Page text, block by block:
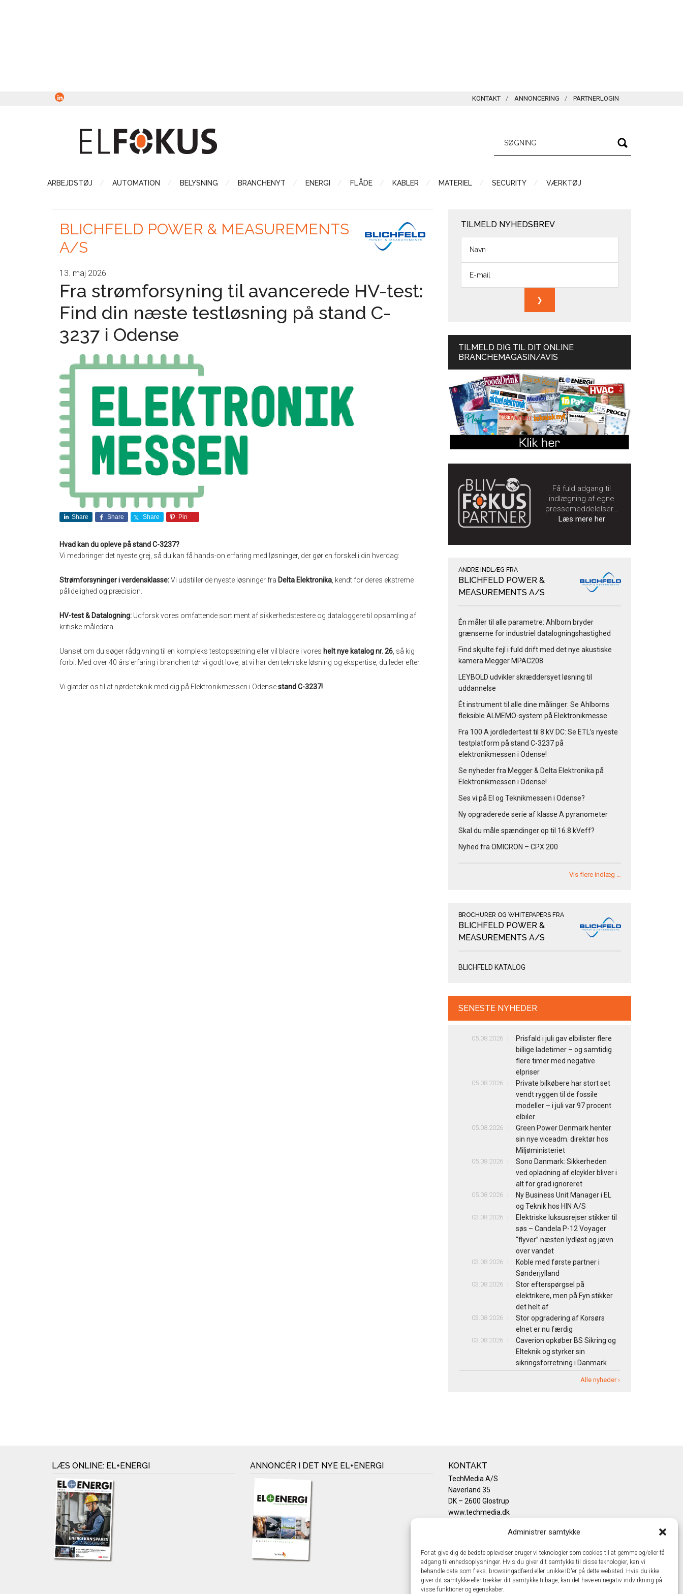
Administrer samtykke
For at give dig de bedste oplevelser bruger vi teknologier som cookies til at gemme og/eller få
adgang til enhedsoplysninger. Hvis du giver dit samtykke til disse teknologier, kan vi
behandle data som f.eks. browsingadfærd eller unikke ID'er på dette websted. Hvis du ikke
giver dit samtykke eller trækker dit samtykke tilbage, kan det have en negativ indvirkning på
visse funktioner og egenskaber.
KONTAKT ANNONCERING PARTNERLOGIN
ARBEJDSTØJ AUTOMATION BELYSNING BRANCHENYT ENERGI FLÅDE KABLER MATERIEL SECURITY VÆRKTØJ
BLICHFELD POWER & MEASUREMENTS
A/S
13. maj 2026
Fra strømforsyning til avancerede HV-test:
Find din næste testløsning på stand C-
3237 i Odense
Share Share Share Pin
Hvad kan du opleve på stand C-3237?
Vi medbringer det nyeste grej, så du kan få hands-on erfaring med løsninger, der gør en forskel i din hverdag:
Strømforsyninger i verdensklasse:Vi udstiller de nyeste løsninger fra Delta Elektronika , kendt for deres ekstreme
pålidelighed og præcision.
HV-test & Datalogning: Udforsk vores omfattende sortiment af sikkerhedstestere og dataloggere til opsamling af
kritiske måledata
Uanset om du søger rådgivning til en kompleks testopsætning eller vil bladre i vores helt nye katalog nr. 26 , så kig
forbi. Med over 40 års erfaring i branchen tør vi godt love, at vi har den tekniske løsning og ekspertise, du leder efter.
Vi glæder os til at nørde teknik med dig på Elektronikmessen i Odensestand C-3237!
TILMELD NYHEDSBREV
TILMELD DIG TIL DIT ONLINE
BRANCHEMAGASIN/AVIS
Få fuld adgang til
indlægning af egne
pressemeddelelser…
Læs mere her
ANDRE INDLÆG FRA
BLICHFELD POWER &
MEASUREMENTS A/S
Én måler til alle parametre: Ahlborn bryder
grænserne for industriel datalogningshastighed
Find skjulte fejl i fuld drift med det nye akustiske
kamera Megger MPAC208
LEYBOLD udvikler skræddersyet løsning til
uddannelse
Ét instrument til alle dine målinger: Se Ahlborns
fleksible ALMEMO-system på Elektronikmesse
Fra 100 A jordledertest til 8 kV DC: Se ETL’s nyeste
testplatform på stand C-3237 på
elektronikmessen i Odense!
Se nyheder fra Megger & Delta Elektronika på
Elektronikmessen i Odense!
Ses vi på El og Teknikmessen i Odense?
Ny opgraderede serie af klasse A pyranometer
Skal du måle spændinger op til 16.8 kVeff?
Nyhed fra OMICRON – CPX 200
Vis flere indlæg …
BROCHURER OG WHITEPAPERS FRA
BLICHFELD POWER &
MEASUREMENTS A/S
BLICHFELD KATALOG
SENESTE NYHEDER
05.08.2026
Prisfald i juli gav elbilister flere
billige ladetimer – og samtidig
flere timer med negative
elpriser
05.08.2026
Private bilkøbere har stort set
vendt ryggen til de fossile
modeller – i juli var 97 procent
elbiler
05.08.2026
Green Power Denmark henter
sin nye viceadm. direktør hos
Miljøministeriet
05.08.2026
Sono Danmark: Sikkerheden
ved opladning af elcykler bliver i
alt for grad ignoreret
05.08.2026
Ny Business Unit Manager i EL
og Teknik hos HIN A/S
03.08.2026
Elektriske luksusrejser stikker til
søs – Candela P-12 Voyager
“flyver” næsten lydløst og jævn
over vandet
03.08.2026
Koble med første partner i
Sønderjylland
03.08.2026
Stor efterspørgsel på
elektrikere, men på Fyn stikker
det helt af
03.08.2026
Stor opgradering af Korsørs
elnet er nu færdig
03.08.2026
Caverion opkøber BS Sikring og
Elteknik og styrker sin
sikringsforretning i Danmark
Alle nyheder ›
LÆS ONLINE: EL+ENERGI ANNONCÉR I DET NYE EL+ENERGI KONTAKT
TechMedia A/S
Naverland 35
DK – 2600 Glostrup
www.techmedia.dk
info@techmedia.dk
Cookiepolitik